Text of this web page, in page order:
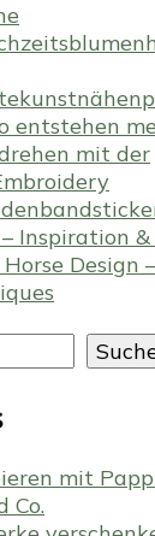
kunstnähen
entstehen
mit der
Inspiration
Design
mit
Co.